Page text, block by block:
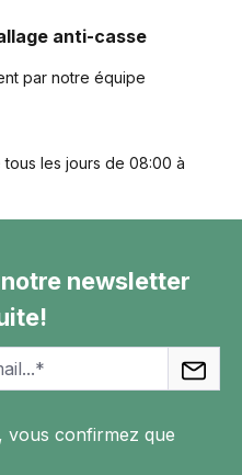
anti-casse
par notre équipe
les jours de 08:00 à
newsletter
vous confirmez que